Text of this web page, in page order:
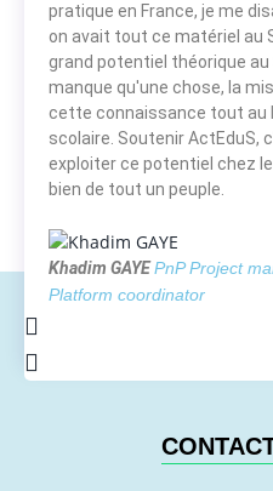
pratique en France, je me
on avait tout ce matériel au
grand potentiel théorique au
manque qu'une chose, la
cette connaissance tout au
scolaire. Soutenir ActEduS,
exploiter ce potentiel chez
bien de tout un peuple.
Khadim GAYEPnP Project
Platform coordinator